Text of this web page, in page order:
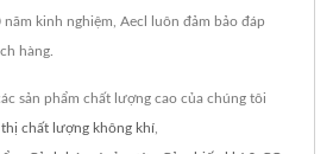
kinh nghiệm, Aecl luôn đảm bảo đáp
hàng.
sản phẩm chất lượng cao của chúng tôi
thị chất lượng không khí